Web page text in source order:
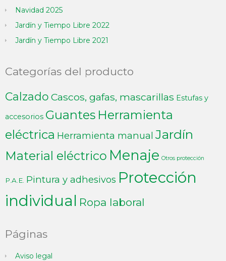
Navidad 2025
Jardín y Tiempo Libre 2022
Jardín y Tiempo Libre 2021
Categorías del producto
Calzado Cascos, gafas, mascarillas Estufas y
accesorios Guantes Herramienta
eléctrica Herramienta manual Jardín
Material eléctrico Menaje Otros protección
P.A.E. Pintura y adhesivos Protección
individual Ropa laboral
Páginas
Aviso legal